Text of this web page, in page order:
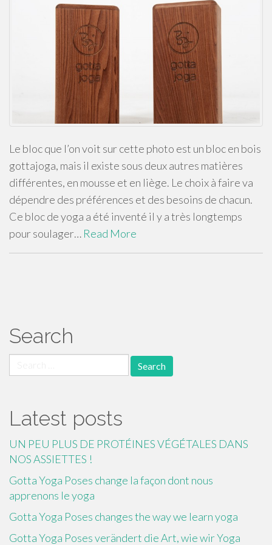
Le bloc que l’on voit sur cette photo est un bloc en bois
gottajoga, mais il existe sous deux autres matières
différentes, en mousse et en liège. Le choix à faire va
dépendre des préférences et des besoins de chacun.
Ce bloc de yoga a été inventé il y a très longtemps
pour soulager… Read More
Search
for:
Latest posts
UN PEU PLUS DE PROTÉINES VÉGÉTALES DANS
NOS ASSIETTES !
Gotta Yoga Poses change la façon dont nous
apprenons le yoga
Gotta Yoga Poses changes the way we learn yoga
Gotta Yoga Poses verändert die Art, wie wir Yoga